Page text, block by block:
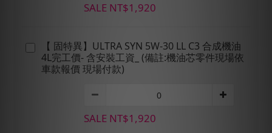
SALE NT$1,920
【 固特異】ULTRA SYN 5W-30 LL C3 合成機油
4L完工價- 含安裝工資_ (備註:機油芯零件現場依
車款報價 現場付款)
SALE NT$1,920